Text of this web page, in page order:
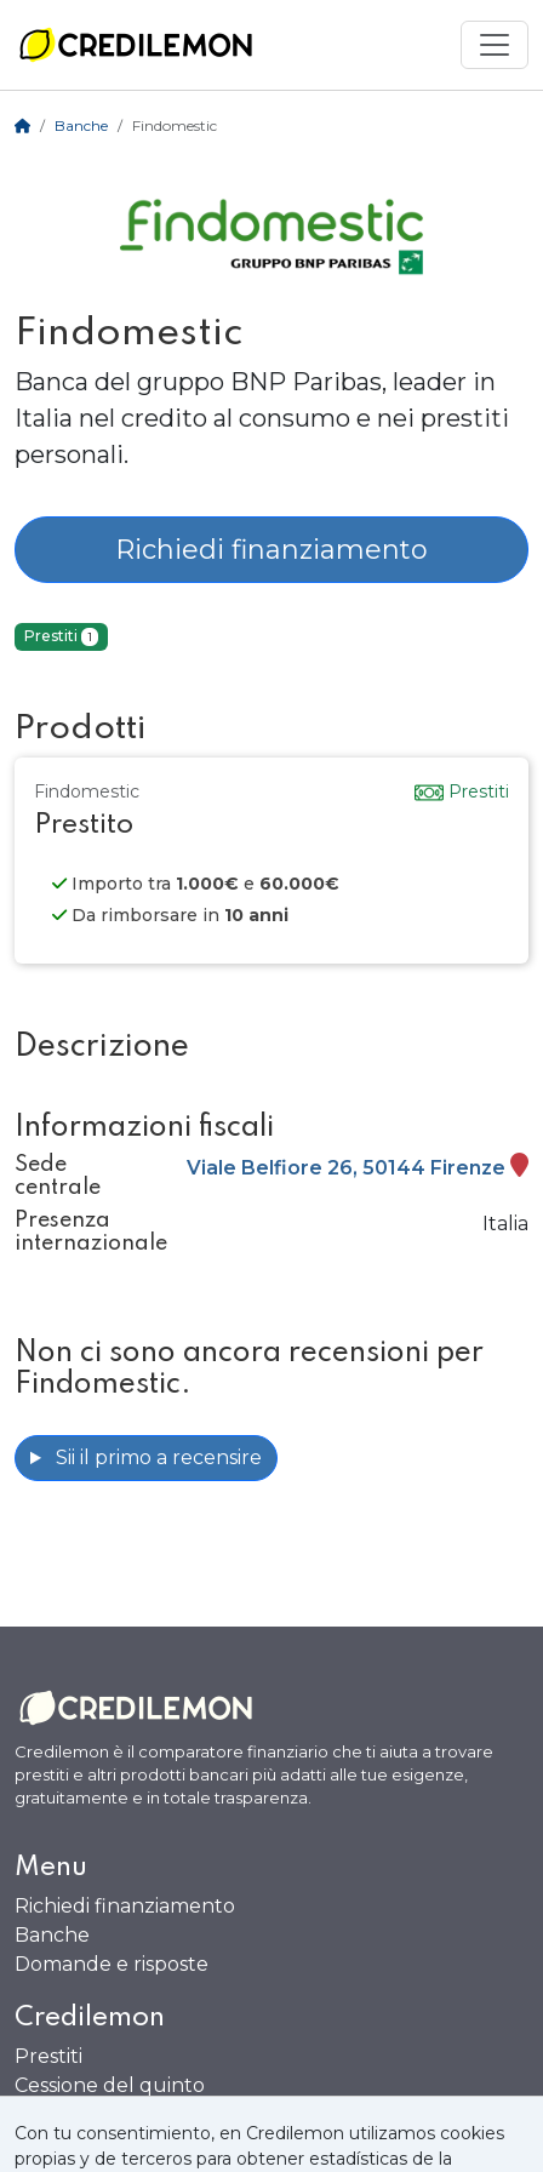
Banche Findomestic
Findomestic
Banca del gruppo BNP Paribas, leader in
Italia nel credito al consumo e nei prestiti
personali.
Richiedi finanziamento
Prestiti 1
Prodotti
Findomestic Prestiti
Prestito
Importo tra 1.000€ e 60.000€
Da rimborsare in 10 anni
Descrizione
Informazioni fiscali
Sede
centrale
Viale Belfiore 26, 50144 Firenze
Presenza
internazionale
Italia
Non ci sono ancora recensioni per
Findomestic.
Sii il primo a recensire
Credilemon è il comparatore finanziario che ti aiuta a trovare
prestiti e altri prodotti bancari più adatti alle tue esigenze,
gratuitamente e in totale trasparenza.
Menu
Richiedi finanziamento
Banche
Domande e risposte
Credilemon
Prestiti
Cessione del quinto
Conti bancari
Con tu consentimiento, en Credilemon utilizamos cookies
propias y de terceros para obtener estadísticas de la